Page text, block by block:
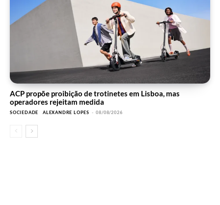
ACP propõe proibição de trotinetes em Lisboa, mas
operadores rejeitam medida
SOCIEDADE ALEXANDRE LOPES - 08/08/2026